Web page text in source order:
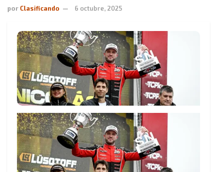
por Clasificando 6 octubre, 2025